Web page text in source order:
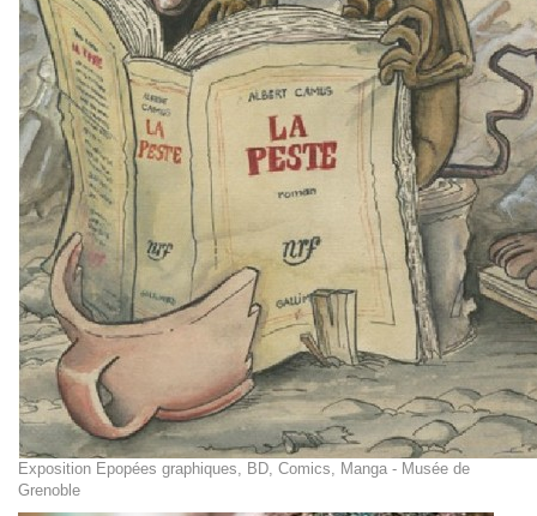
Exposition Epopées graphiques, BD, Comics, Manga - Musée de
Grenoble